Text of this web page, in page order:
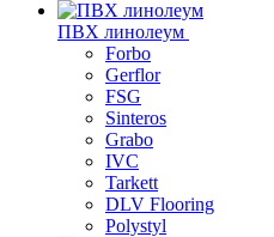
ПВХ линолеум
Forbo
Gerflor
FSG
Sinteros
Grabo
IVC
Tarkett
DLV Flooring
Polystyl